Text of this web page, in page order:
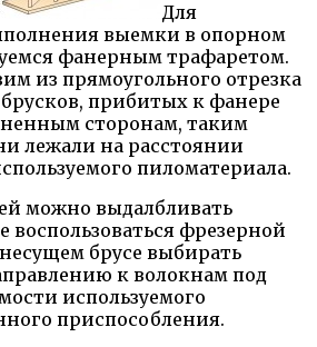
Для
выемки в опорном
фанерным трафаретом.
из прямоугольного отрезка
прибитых к фанере
сторонам, таким
лежали на расстоянии
пиломатериала.
можно выдалбливать
воспользоваться фрезерной
брусе выбирать
к волокнам под
используемого
приспособления.